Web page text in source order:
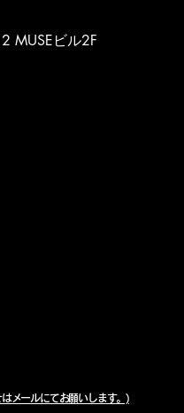
MUSEビル2F
メールにてお願いします。)